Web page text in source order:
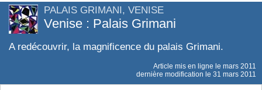
PALAIS GRIMANI, VENISE
Venise : Palais Grimani
A redécouvrir, la magnificence du palais Grimani.
Article mis en ligne le mars 2011
dernière modification le 31 mars 2011